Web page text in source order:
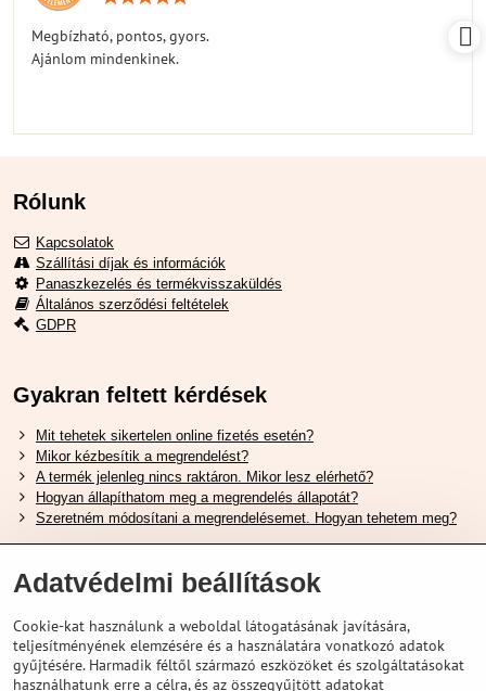
Megbízható, pontos, gyors.
Ajánlom mindenkinek.
Rólunk
Kapcsolatok
Szállítási díjak és információk
Panaszkezelés és termékvisszaküldés
Általános szerződési feltételek
GDPR
Gyakran feltett kérdések
Mit tehetek sikertelen online fizetés esetén?
Mikor kézbesítik a megrendelést?
A termék jelenleg nincs raktáron. Mikor lesz elérhető?
Hogyan állapíthatom meg a megrendelés állapotát?
Szeretném módosítani a megrendelésemet. Hogyan tehetem meg?
Hasznos Linkek
Hogyan válasszuk ki a megfelelő felfüggesztési villát ?
Hogyan válasszuk ki a megfelelő méretű sisakot?
Shimano E-Bike Akkumulátor Útmutató
Adatvédelmi beállítások
Cookie-kat használunk a weboldal látogatásának javítására,
teljesítményének elemzésére és a használatára vonatkozó adatok
gyűjtésére. Harmadik féltől származó eszközöket és szolgáltatásokat
használhatunk erre a célra, és az összegyűjtött adatokat